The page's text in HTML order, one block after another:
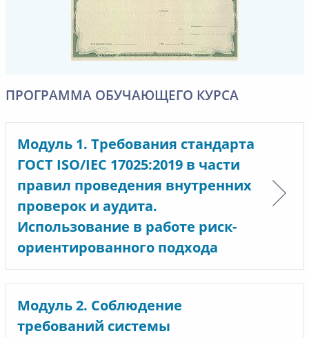
ПРОГРАММА ОБУЧАЮЩЕГО КУРСА
Модуль 1. Требования стандарта
ГОСТ ISO/IEC 17025:2019 в части
правил проведения внутренних
проверок и аудита.
Использование в работе риск-
ориентированного подхода
Модуль 2. Соблюдение
требований системы